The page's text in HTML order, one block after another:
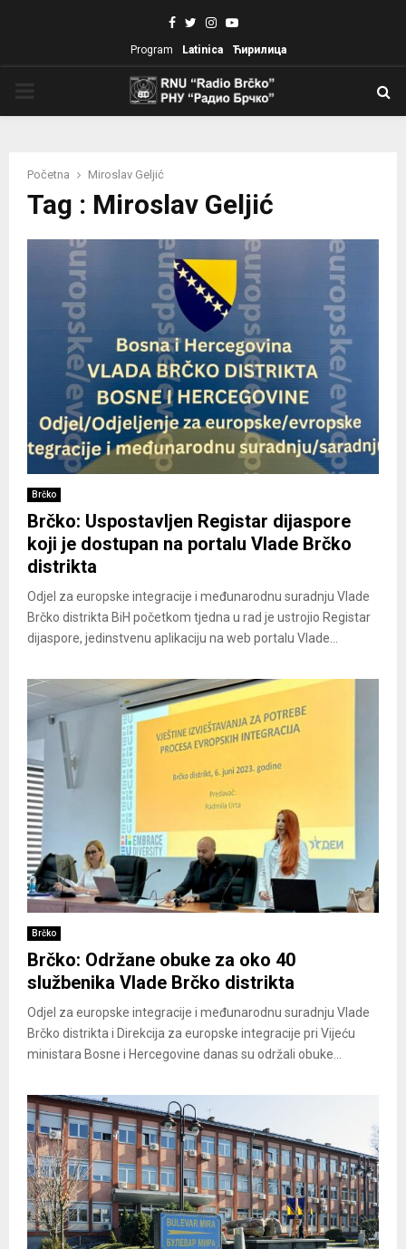
Facebook
TwitterInstagram
Youtube
Program Latinica Ћирилица
Početna Miroslav Geljić
Tag : Miroslav Geljić
Brčko
Brčko: Uspostavljen Registar dijaspore
koji je dostupan na portalu Vlade Brčko
distrikta
Odjel za europske integracije i međunarodnu suradnju Vlade
Brčko distrikta BiH početkom tjedna u rad je ustrojio Registar
dijaspore, jedinstvenu aplikaciju na web portalu Vlade...
Brčko
Brčko: Održane obuke za oko 40
službenika Vlade Brčko distrikta
Odjel za europske integracije i međunarodnu suradnju Vlade
Brčko distrikta i Direkcija za europske integracije pri Vijeću
ministara Bosne i Hercegovine danas su održali obuke...